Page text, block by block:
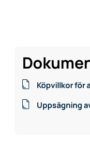
Köpvillkor för
Uppsägning